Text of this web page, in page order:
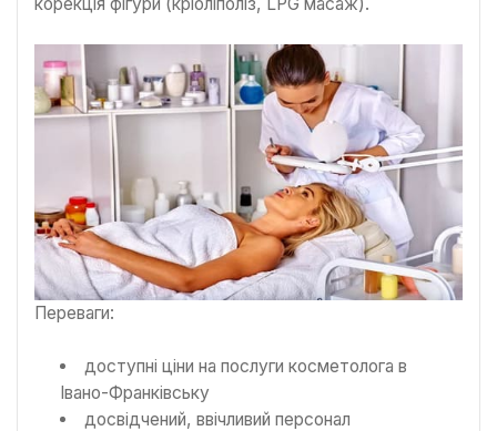
корекція фігури (кріоліполіз, LPG масаж).
Переваги:
доступні ціни на послуги косметолога в
Івано-Франківську
досвідчений, ввічливий персонал